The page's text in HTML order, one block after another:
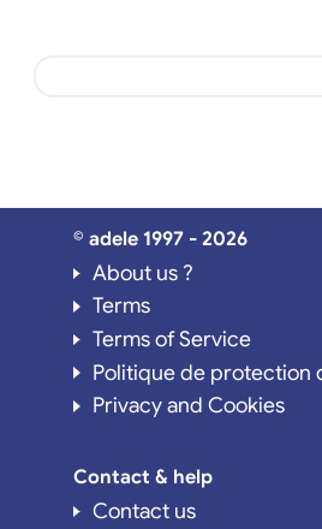
© adele 1997 - 2026
About us ?
Terms
Terms of Service
Politique de protection
Privacy and Cookies
Contact & help
Contact us